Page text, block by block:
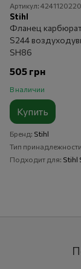
Артикул:
Stihl
Фланец
S244
SH86
505 грн
В наличии
Купить
Бренд Stihl
Тип принадлежности
Подходит для Stihl